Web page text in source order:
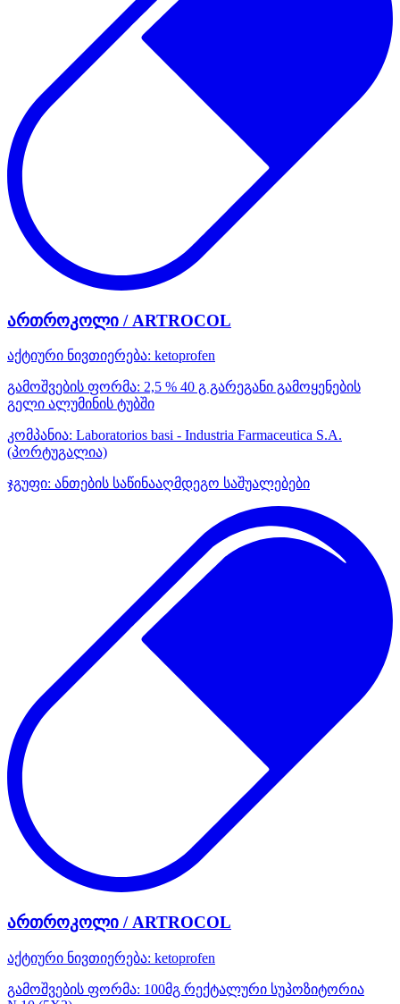
ართროკოლი / ARTROCOL
აქტიური ნივთიერება: ketoprofen
გამოშვების ფორმა: 2,5 % 40 გ გარეგანი გამოყენების
გელი ალუმინის ტუბში
კომპანია: Laboratorios basi - Industria Farmaceutica S.A.
(პორტუგალია)
ჯგუფი: ანთების საწინააღმდეგო საშუალებები
ართროკოლი / ARTROCOL
აქტიური ნივთიერება: ketoprofen
გამოშვების ფორმა: 100მგ რექტალური სუპოზიტორია